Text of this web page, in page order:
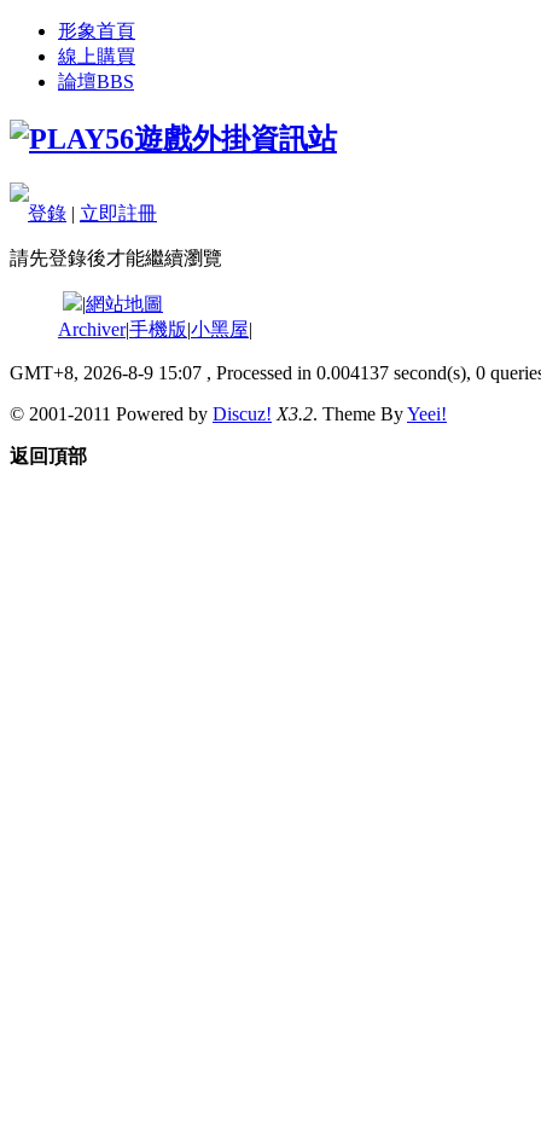
形象首頁
線上購買
論壇BBS
登錄 | 立即註冊
請先登錄後才能繼續瀏覽
|網站地圖
Archiver|手機版|小黑屋|
GMT+8, 2026-8-9 15:07 , Processed in 0.004137 second(s), 0
© 2001-2011 Powered by Discuz! X3.2. Theme ByYeei!
返回頂部